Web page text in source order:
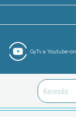
GyTv a Youtube-on